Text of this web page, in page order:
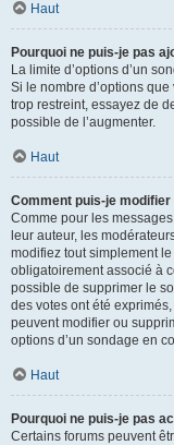
Haut
Pourquoi ne puis-je pas
La limite d’options d’un
Si le nombre d’options
trop restreint, essayez de
possible de l’augmenter.
Haut
Comment puis-je
Comme pour les
leur auteur, les
modifiez tout simplement
obligatoirement associé à
possible de supprimer le
des votes ont été
peuvent modifier ou
options d’un sondage en
Haut
Pourquoi ne puis-je pas
Certains forums peuvent